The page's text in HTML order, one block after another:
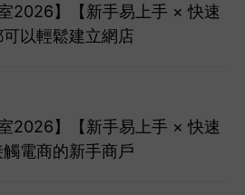
室2026】【新手易上手 × 快速
以輕鬆建立網店
室2026】【新手易上手 × 快速
電商的新手商戶